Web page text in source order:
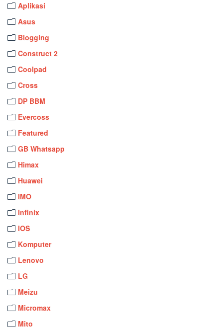
Aplikasi
Asus
Blogging
Construct 2
Coolpad
Cross
DP BBM
Evercoss
Featured
GB Whatsapp
Himax
Huawei
IMO
Infinix
IOS
Komputer
Lenovo
LG
Meizu
Micromax
Mito